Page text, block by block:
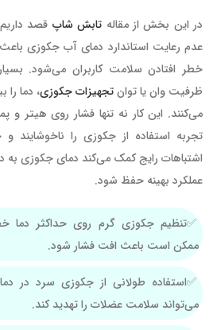
در این بخش از مقاله تابش شاپ قصد
عدم رعایت استاندارد دمای آب جکوزی
خطر افتادن سلامت کاربران می‌شود.
ظرفیت وان یا توانتجهیزات جکوزی، دما را
می‌کنند. این کار نه تنها فشار روی هیتر و
تجربه استفاده از جکوزی را ناخوشایند
اشتباهات رایج کمک می‌کند دمای جکوزی به
عملکرد بهینه حفظ شود.
تنظیم جکوزی گرم روی حداکثر دما
ممکن است باعث افت فشار شود.
استفاده طولانی از جکوزی سرد در
می‌تواند سلامت عضلات را تهدید کند.